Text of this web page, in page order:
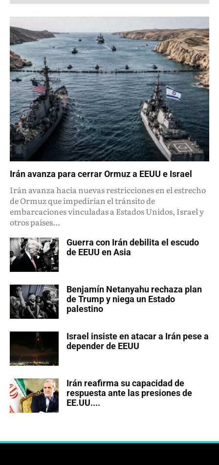
Irán avanza para cerrar Ormuz a EEUU e Israel
Irán avanza hacia nuevas restricciones en el estrecho
de Ormuz que impedirían el tránsito de
embarcaciones vinculadas a Estados Unidos, Israel y
otros países...
Guerra con Irán debilita el escudo
de EEUU en Asia
Benjamín Netanyahu rechaza plan
de Trump y niega un Estado
palestino
Israel insiste en atacar a Irán pese a
depender de EEUU
Irán reafirma su capacidad de
respuesta ante las presiones de
EE.UU....